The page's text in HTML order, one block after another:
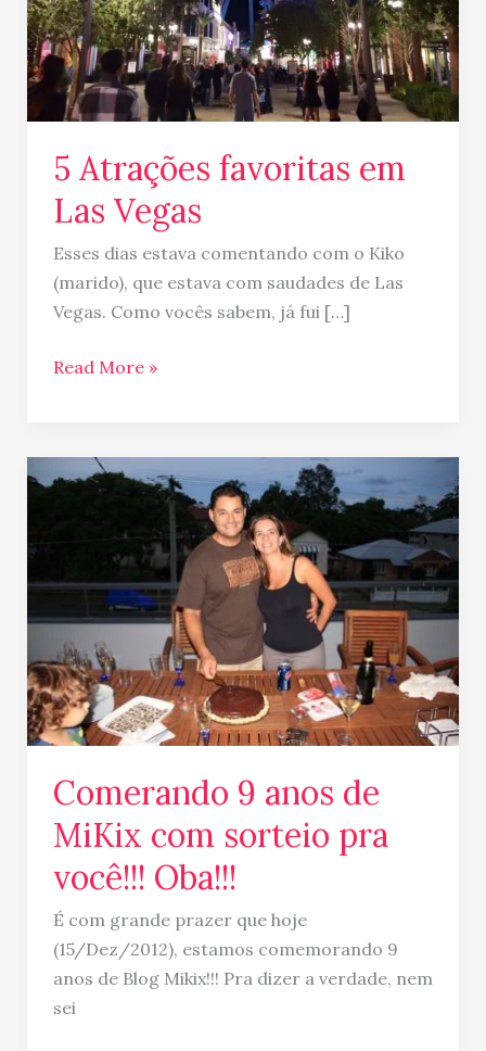
5 Atrações favoritas em
Las Vegas
Esses dias estava comentando com o Kiko
(marido), que estava com saudades de Las
Vegas. Como vocês sabem, já fui […]
Read More »
Comerando 9 anos de
MiKix com sorteio pra
você!!! Oba!!!
É com grande prazer que hoje
(15/Dez/2012), estamos comemorando 9
anos de Blog Mikix!!! Pra dizer a verdade, nem
sei
Comerando
MiKix
com
sorteio
pra
você!!!
Oba!!!